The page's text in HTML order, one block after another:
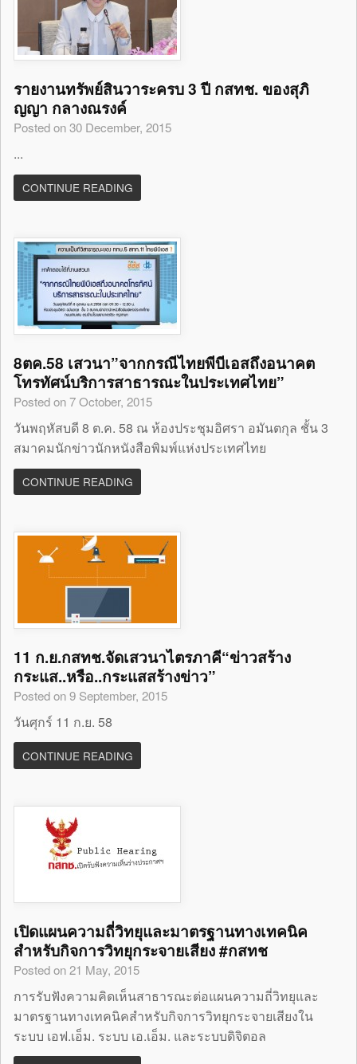
รายงานทรัพย์สินวาระครบ 3 ปี กสทช. ของสุภิ
ญญา กลางณรงค์
Posted on 30 December, 2015
...
CONTINUE READING
8ตค.58 เสวนา”จากกรณีไทยพีบีเอสถึงอนาคต
โทรทัศน์บริการสาธารณะในประเทศไทย”
Posted on 7 October, 2015
วันพฤหัสบดี 8 ต.ค. 58 ณ ห้องประชุมอิศรา อมันตกุล ชั้น 3
สมาคมนักข่าวนักหนังสือพิมพ์แห่งประเทศไทย
CONTINUE READING
11 ก.ย.กสทช.จัดเสวนาไตรภาคี“ข่าวสร้าง
กระแส..หรือ..กระแสสร้างข่าว”
Posted on 9 September, 2015
วันศุกร์ 11 ก.ย. 58
CONTINUE READING
เปิดแผนความถี่วิทยุและมาตรฐานทางเทคนิค
สำหรับกิจการวิทยุกระจายเสียง #กสทช
Posted on 21 May, 2015
การรับฟังความคิดเห็นสาธารณะต่อแผนความถี่วิทยุและ
มาตรฐานทางเทคนิคสำหรับกิจการวิทยุกระจายเสียงใน
ระบบ เอฟ.เอ็ม. ระบบ เอ.เอ็ม. และระบบดิจิตอล